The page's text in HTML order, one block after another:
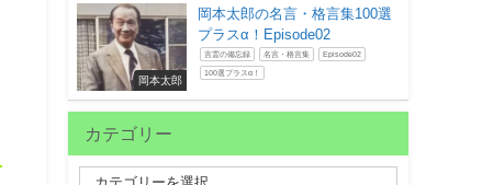
岡本太郎
岡本太郎の名言・格言集100選
プラスα！Episode02
言霊の備忘録 名言・格言集 Episode02
100選プラスα！
カテゴリー